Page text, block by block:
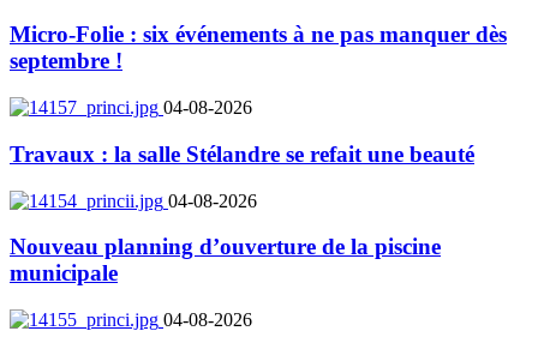
Micro-Folie : six événements à ne pas manquer dès
septembre !
04-08-2026
Travaux : la salle Stélandre se refait une beauté
04-08-2026
Nouveau planning d’ouverture de la piscine
municipale
04-08-2026